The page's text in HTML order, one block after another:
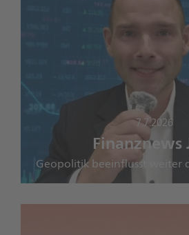
7.7.2026
Finanznews
Geopolitik beeinflusst weiter